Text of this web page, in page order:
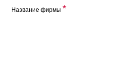
Название фирмы *